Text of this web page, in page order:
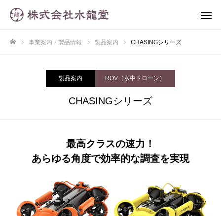
事業案内・製品情報 製品案内 CHASINGシリーズ
製品案内 ROV（水中ドローン）
CHASINGシリーズ
最高クラスの速力！
あらゆる角度で効率的な調査を実現